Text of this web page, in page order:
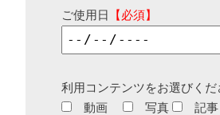
ご使用日 【必須】
利用コンテンツをお選びくだ
動画
写真 記事